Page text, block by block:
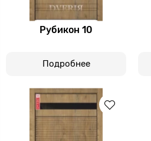
Рубикон 10
Подробнее